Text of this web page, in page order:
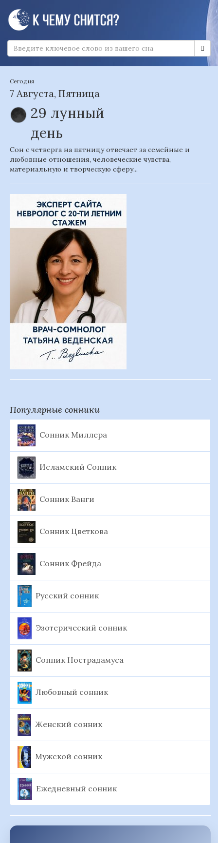
Сегодня
7 Августа, Пятница
29 лунный
день
Сон с четверга на пятницу отвечает за семейные и
любовные отношения, человеческие чувства,
материальную и творческую сферу...
Популярные сонники
Сонник Миллера
Исламский Сонник
Сонник Ванги
Сонник Цветкова
Сонник Фрейда
Русский сонник
Эзотерический сонник
Сонник Нострадамуса
Любовный сонник
Женский сонник
Мужской сонник
Ежедневный сонник